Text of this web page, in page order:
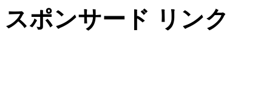
スポンサード リンク